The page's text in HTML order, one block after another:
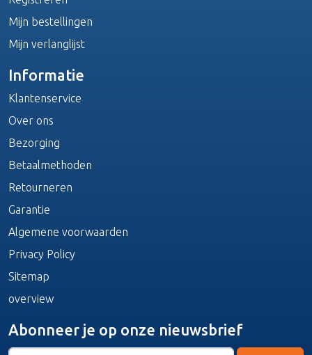
Mijn bestellingen
Mijn verlanglijst
Informatie
Klantenservice
Over ons
Bezorging
Betaalmethoden
Retourneren
Garantie
Algemene voorwaarden
Privacy Policy
Sitemap
overview
Abonneer je op onze nieuwsbrief